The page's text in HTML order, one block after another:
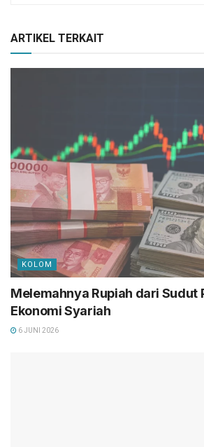
ARTIKEL TERKAIT
KOLOM
Melemahnya Rupiah dari Sudut
Ekonomi Syariah
6 JUNI 2026